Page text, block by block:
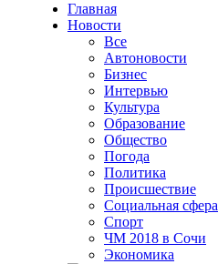
Главная
Новости
Все
Автоновости
Бизнес
Интервью
Культура
Образование
Общество
Погода
Политика
Происшествие
Социальная сфера
Спорт
ЧМ 2018 в Сочи
Экономика